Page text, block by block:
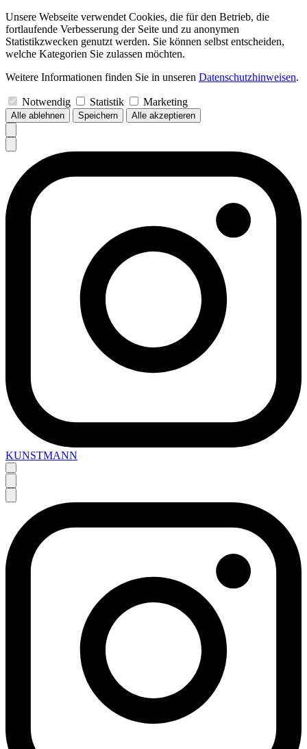
Unsere Webseite verwendet Cookies, die für den Betrieb, die
fortlaufende Verbesserung der Seite und zu anonymen
Statistikzwecken genutzt werden. Sie können selbst entscheiden,
welche Kategorien Sie zulassen möchten.
Weitere Informationen finden Sie in unseren Datenschutzhinweisen.
Notwendig Statistik Marketing
Alle ablehnen Speichern Alle akzeptieren
KUNSTMANN